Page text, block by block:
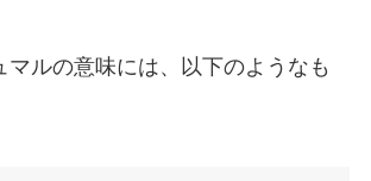
マルの意味には、以下のようなも